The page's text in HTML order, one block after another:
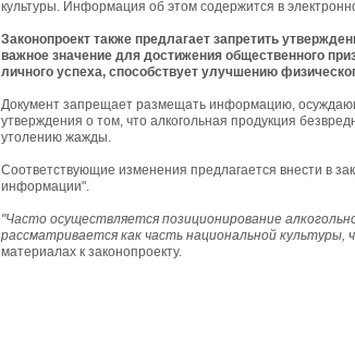
культуры. Информация об этом содержится в
Законопроект также предлагает запретить
важное значение для достижения общественного
личного успеха, способствует улучшению
Документ запрещает размещать информацию,
утверждения о том, что алкогольная продукция
утолению жажды.
Соответствующие изменения предлагается внести в
информации".
"Часто осуществляется позиционирование
рассматривается как часть национальной культуры,
материалах к законопроекту.